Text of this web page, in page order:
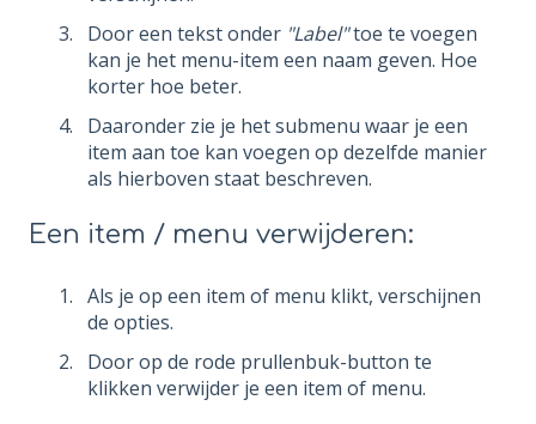
Door een tekst onder "Label"toe te voegen
kan je het menu-item een naam geven. Hoe
korter hoe beter.
Daaronder zie je het submenu waar je een
item aan toe kan voegen op dezelfde manier
als hierboven staat beschreven.
Een item / menu verwijderen:
Als je op een item of menu klikt, verschijnen
de opties.
Door op de rode prullenbuk-button te
klikken verwijder je een item of menu.